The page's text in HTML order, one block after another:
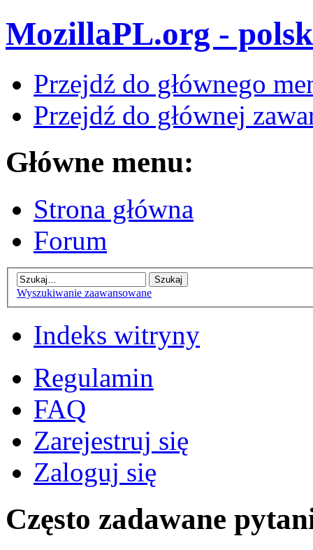
MozillaPL.org -
Przejdź do głównego
Przejdź do głównej
Główne menu:
Strona główna
Forum
Wyszukiwanie zaawansowane
Indeks witryny
Regulamin
FAQ
Zarejestruj się
Zaloguj się
Często zadawane